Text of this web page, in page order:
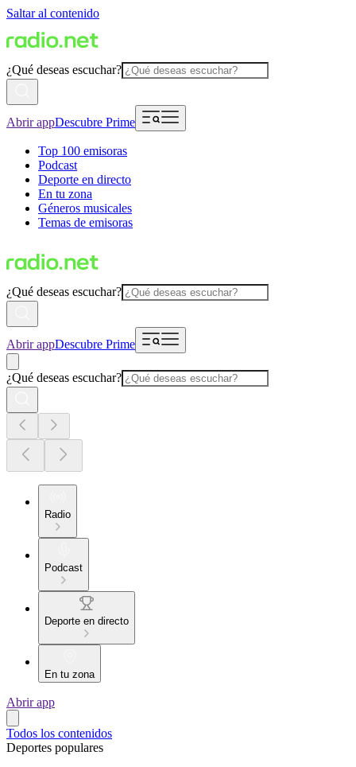
Saltar al contenido
¿Qué deseas escuchar?
Abrir appDescubre Prime
Top 100 emisoras
Podcast
Deporte en directo
En tu zona
Géneros musicales
Temas de emisoras
¿Qué deseas escuchar?
Abrir appDescubre Prime
¿Qué deseas escuchar?
Radio
Podcast
Deporte en directo
En tu zona
Abrir app
Todos los contenidos
Deportes populares